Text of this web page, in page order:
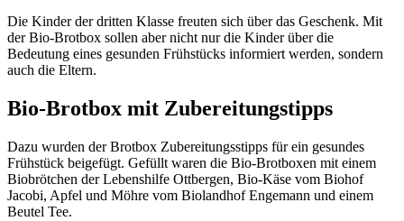
Die Kinder der dritten Klasse freuten sich über das Geschenk. Mit
der Bio-Brotbox sollen aber nicht nur die Kinder über die
Bedeutung eines gesunden Frühstücks informiert werden, sondern
auch die Eltern.
Bio-Brotbox mit Zubereitungstipps
Dazu wurden der Brotbox Zubereitungsstipps für ein gesundes
Frühstück beigefügt. Gefüllt waren die Bio-Brotboxen mit einem
Biobrötchen der Lebenshilfe Ottbergen, Bio-Käse vom Biohof
Jacobi, Apfel und Möhre vom Biolandhof Engemann und einem
Beutel Tee.